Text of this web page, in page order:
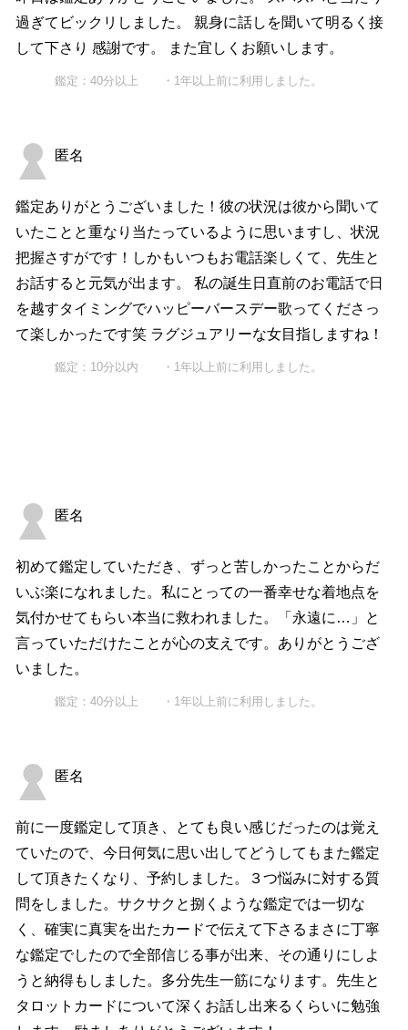
過ぎてビックリしました。 親身に話しを聞いて明るく接
して下さり 感謝です。 また宜しくお願いします。
鑑定：40分以上 ・1年以上前に利用しました。
匿名
鑑定ありがとうございました！彼の状況は彼から聞いて
いたことと重なり当たっているように思いますし、状況
把握さすがです！しかもいつもお電話楽しくて、先生と
お話すると元気が出ます。 私の誕生日直前のお電話で日
を越すタイミングでハッピーバースデー歌ってくださっ
て楽しかったです笑 ラグジュアリーな女目指しますね！
鑑定：10分以内 ・1年以上前に利用しました。
匿名
初めて鑑定していただき、ずっと苦しかったことからだ
いぶ楽になれました。私にとっての一番幸せな着地点を
気付かせてもらい本当に救われました。「永遠に…」と
言っていただけたことが心の支えです。ありがとうござ
いました。
鑑定：40分以上 ・1年以上前に利用しました。
匿名
前に一度鑑定して頂き、とても良い感じだったのは覚え
ていたので、今日何気に思い出してどうしてもまた鑑定
して頂きたくなり、予約しました。３つ悩みに対する質
問をしました。サクサクと捌くような鑑定では一切な
く、確実に真実を出たカードで伝えて下さるまさに丁寧
な鑑定でしたので全部信じる事が出来、その通りにしよ
うと納得もしました。多分先生一筋になります。先生と
タロットカードについて深くお話し出来るくらいに勉強